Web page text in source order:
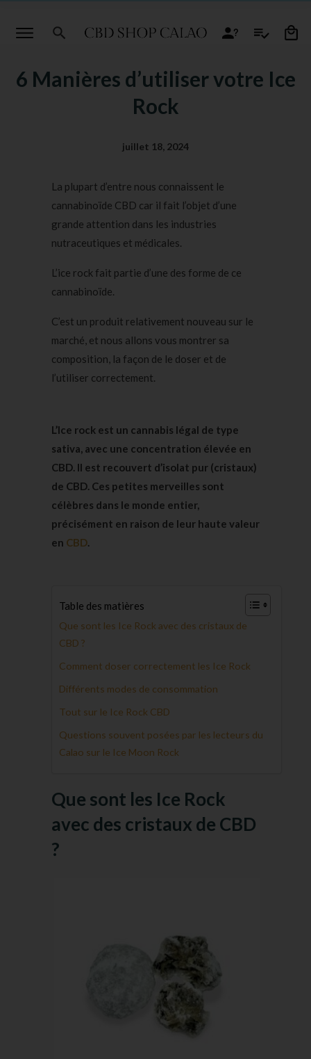
6 Manières d’utiliser votre Ice
Rock
juillet 18, 2024
La plupart d’entre nous connaissent le
cannabinoïde CBD car il fait l’objet d’une
grande attention dans les industries
nutraceutiques et médicales.
L’ice rock fait partie d’une des forme de ce
cannabinoïde.
C’est un produit relativement nouveau sur le
marché, et nous allons vous montrer sa
composition, la façon de le doser et de
l’utiliser correctement.
L’Ice rock est un cannabis légal de type
sativa, avec une concentration élevée en
CBD. Il est recouvert d’isolat pur (cristaux)
de CBD. Ces petites merveilles sont
célèbres dans le monde entier,
précisément en raison de leur haute valeur
en CBD.
Table des matières
Que sont les Ice Rock avec des cristaux de
CBD ?
Comment doser correctement les Ice Rock
Différents modes de consommation
Tout sur le Ice Rock CBD
Questions souvent posées par les lecteurs du
Calao sur le Ice Moon Rock
Que sont les Ice Rock
avec des cristaux de CBD
?